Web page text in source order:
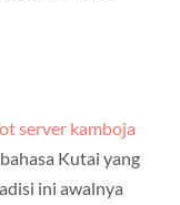
server kamboja
Kutai yang
ini awalnya